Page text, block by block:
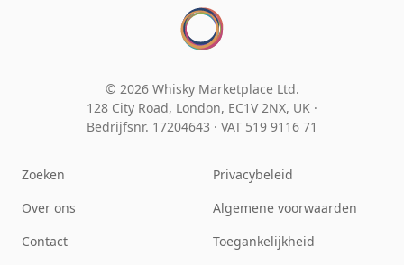
© 2026 Whisky Marketplace Ltd.
128 City Road, London, EC1V 2NX, UK ·
Bedrijfsnr. 17204643 · VAT 519 9116 71
Zoeken
Over ons
Contact
Privacybeleid
Algemene voorwaarden
Toegankelijkheid